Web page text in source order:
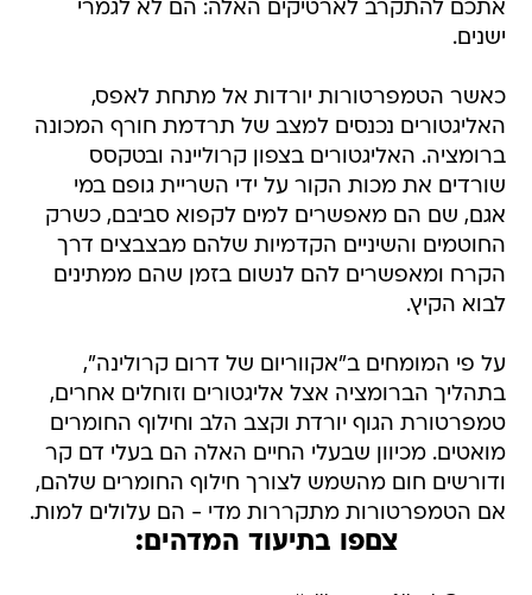
אתכם להתקרב לארטיקים האלה: הם לא לגמרי
ישנים.
כאשר הטמפרטורות יורדות אל מתחת לאפס,
האליגטורים נכנסים למצב של תרדמת חורף המכונה
ברומציה. האליגטורים בצפון קרוליינה ובטקסס
שורדים את מכות הקור על ידי השריית גופם במי
אגם, שם הם מאפשרים למים לקפוא סביבם, כשרק
החוטמים והשיניים הקדמיות שלהם מבצבצים דרך
הקרח ומאפשרים להם לנשום בזמן שהם ממתינים
לבוא הקיץ.
על פי המומחים ב"אקווריום של דרום קרולינה",
בתהליך הברומציה אצל אליגטורים וזוחלים אחרים,
טמפרטורת הגוף יורדת וקצב הלב וחילוף החומרים
מואטים. מכיוון שבעלי החיים האלה הם בעלי דם קר
ודורשים חום מהשמש לצורך חילוף החומרים שלהם,
אם הטמפרטורות מתקררות מדי - הם עלולים למות.
צםפו בתיעוד המדהים: